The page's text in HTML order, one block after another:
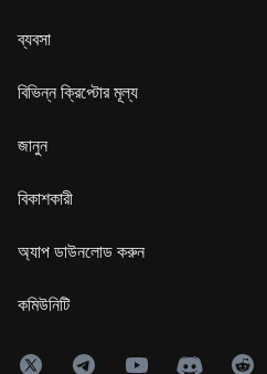
ব্যবসা
বিভিন্ন ক্রিপ্টোর মূল্য
জানুন
বিকাশকারী
অ্যাপ ডাউনলোড করুন
কমিউনিটি